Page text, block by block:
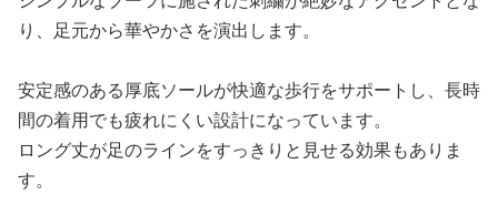
り、足元から華やかさを演出します。
安定感のある厚底ソールが快適な歩行をサポートし、長時
間の着用でも疲れにくい設計になっています。
ロング丈が足のラインをすっきりと見せる効果もありま
す。